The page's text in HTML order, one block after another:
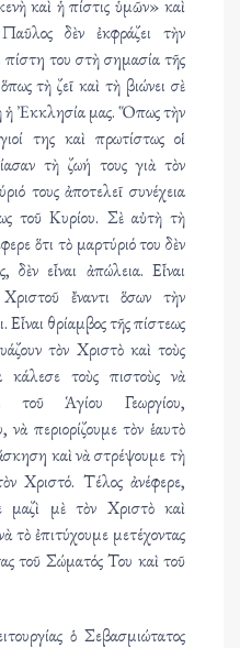
καὶ ἡ πίστις ὑμῶν» καὶ
δὲν ἐκφράζει τὴν
του στὴ σημασία τῆς
τὴ ζεῖ καὶ τὴ βιώνει σὲ
ἡ Ἐκκλησία μας. Ὅπως τὴν
της καὶ πρωτίστως οἱ
τὴ ζωή τους γιὰ τὸν
τους ἀποτελεῖ συνέχεια
τοῦ Κυρίου. Σὲ αὐτὴ τὴ
ὅτι τὸ μαρτύριό του δὲν
δὲν εἶναι ἀπώλεια. Εἶναι
ἔναντι ὅσων τὴν
Εἶναι θρίαμβος τῆς πίστεως
τὸν Χριστὸ καὶ τοὺς
κάλεσε τοὺς πιστοὺς νὰ
τοῦ Ἁγίου Γεωργίου,
νὰ περιορίζουμε τὸν ἑαυτὸ
καὶ νὰ στρέψουμε τὴ
Χριστό. Τέλος ἀνέφερε,
μαζὶ μὲ τὸν Χριστὸ καὶ
τὸ ἐπιτύχουμε μετέχοντας
τοῦ Σώματός Του καὶ τοῦ
ὁ Σεβασμιώτατος